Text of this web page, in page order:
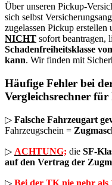
Über unseren Pickup-
sich selbst
zugelassen Pickup
NICHT sofort beantragen,
Schadenfreiheitsklasse
kann. Wir finden mit
Häufige Fehler bei
Vergleichsrechner
▷ Falsche Fahrzeugart
Fahrzeugschein =
▷ ACHTUNG; die SF-
auf den Vertrag der